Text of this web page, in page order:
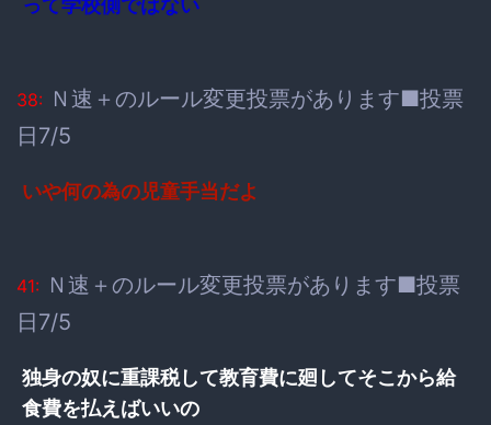
って学校側ではない
38: Ｎ速＋のルール変更投票があります■投票
日7/5
いや何の為の児童手当だよ
41: Ｎ速＋のルール変更投票があります■投票
日7/5
独身の奴に重課税して教育費に廻してそこから給
食費を払えばいいの